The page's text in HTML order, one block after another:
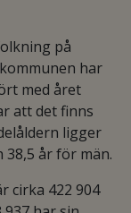
på
har
med året
att det finns
ligger
38,5 år för män.
cirka 422 904